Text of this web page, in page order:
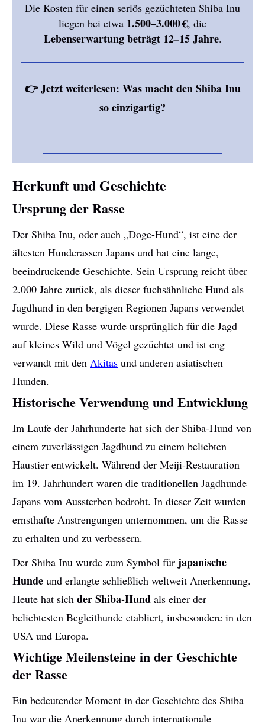
Die Kosten für einen seriös gezüchteten Shiba Inu
liegen bei etwa 1.500–3.000 €, die
Lebenserwartung beträgt 12–15 Jahre.
👉 Jetzt weiterlesen: Was macht den Shiba Inu
so einzigartig?
Herkunft und Geschichte
Ursprung der Rasse
Der Shiba Inu, oder auch „Doge-Hund“, ist eine der
ältesten Hunderassen Japans und hat eine lange,
beeindruckende Geschichte. Sein Ursprung reicht über
2.000 Jahre zurück, als dieser fuchsähnliche Hund als
Jagdhund in den bergigen Regionen Japans verwendet
wurde. Diese Rasse wurde ursprünglich für die Jagd
auf kleines Wild und Vögel gezüchtet und ist eng
verwandt mit den Akitas und anderen asiatischen
Hunden.
Historische Verwendung und Entwicklung
Im Laufe der Jahrhunderte hat sich der Shiba-Hund von
einem zuverlässigen Jagdhund zu einem beliebten
Haustier entwickelt. Während der Meiji-Restauration
im 19. Jahrhundert waren die traditionellen Jagdhunde
Japans vom Aussterben bedroht. In dieser Zeit wurden
ernsthafte Anstrengungen unternommen, um die Rasse
zu erhalten und zu verbessern.
Der Shiba Inu wurde zum Symbol für japanische
Hunde und erlangte schließlich weltweit Anerkennung.
Heute hat sich der Shiba-Hund als einer der
beliebtesten Begleithunde etabliert, insbesondere in den
USA und Europa.
Wichtige Meilensteine in der Geschichte
der Rasse
Ein bedeutender Moment in der Geschichte des Shiba
Inu war die Anerkennung durch internationale